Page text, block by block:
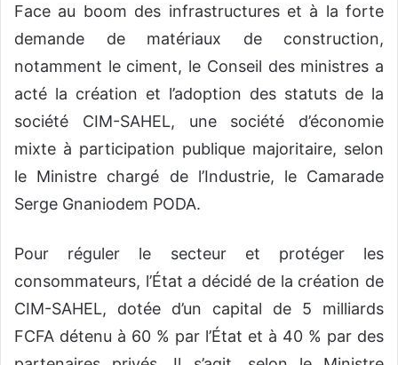
Face au boom des infrastructures et à la forte
demande de matériaux de construction,
notamment le ciment, le Conseil des ministres a
acté la création et l’adoption des statuts de la
société CIM-SAHEL, une société d’économie
mixte à participation publique majoritaire, selon
le Ministre chargé de l’Industrie, le Camarade
Serge Gnaniodem PODA.
Pour réguler le secteur et protéger les
consommateurs, l’État a décidé de la création de
CIM-SAHEL, dotée d’un capital de 5 milliards
FCFA détenu à 60 % par l’État et à 40 % par des